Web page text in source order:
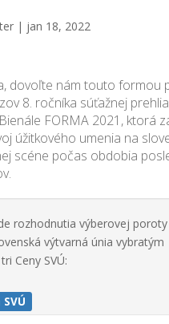
| jan 18, 2022
dovoľ­te nám tou­to for­mou
8. roč­ní­ka súťaž­nej
FORMA 2021, kto­rá
úžit­ko­vé­ho ume­nia na
scé­ne počas obdo­bia
roz­hod­nu­tia výbe­ro­vej poro­ty
výtvar­ná únia vybra­tým
Ceny SVÚ: